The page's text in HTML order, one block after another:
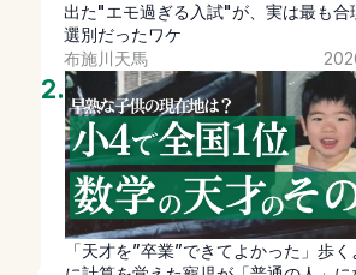
出た"エモ過ぎる入試"が、実は最も合
選別だったワケ
布施川天馬
2.
「天才を”卒業”できてよかった」歩